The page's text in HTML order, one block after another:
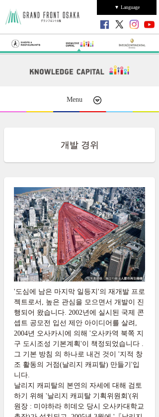
▼ Language
Menu
개발 경위
'도심에 남은 마지막 일등지'의 재개발 프로
젝트로서, 높은 관심을 모으면서 개발이 진
행되어 왔습니다. 2002년에 실시된 국제 콘
셉트 공모전 입선 제안 아이디어를 살려,
2004년 오사카시에 의해 '오사카역 북쪽 지
구 도시조성 기본계획'이 책정되었습니다 .
그 기본 방침 의 하나로 내건 것이 '지적 창
조 활동의 거점(날리지 캐피탈) 만들기'입
니다.
날리지 캐피탈의 본연의 자세에 대해 검토
하기 위해 '날리지 캐피탈 기획위원회'(위
원장 : 미야하라 히데오 당시 오사카대학교